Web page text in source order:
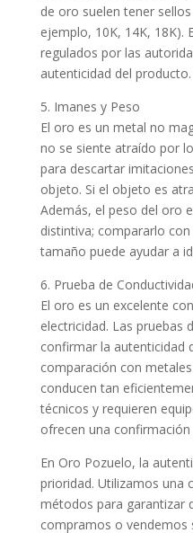
de oro suelen tener
ejemplo, 10K, 14K, 18K).
regulados por las
autenticidad del producto.
5. Imanes y Peso
El oro es un metal no
no se siente atraído por
para descartar
objeto. Si el objeto es
Además, el peso del oro
distintiva; compararlo
tamaño puede ayudar a
6. Prueba de
El oro es un excelente
electricidad. Las pruebas
confirmar la autenticidad
comparación con
conducen tan
técnicos y requieren
ofrecen una
En Oro Pozuelo, la
prioridad. Utilizamos una
métodos para garantizar
compramos o vendemos